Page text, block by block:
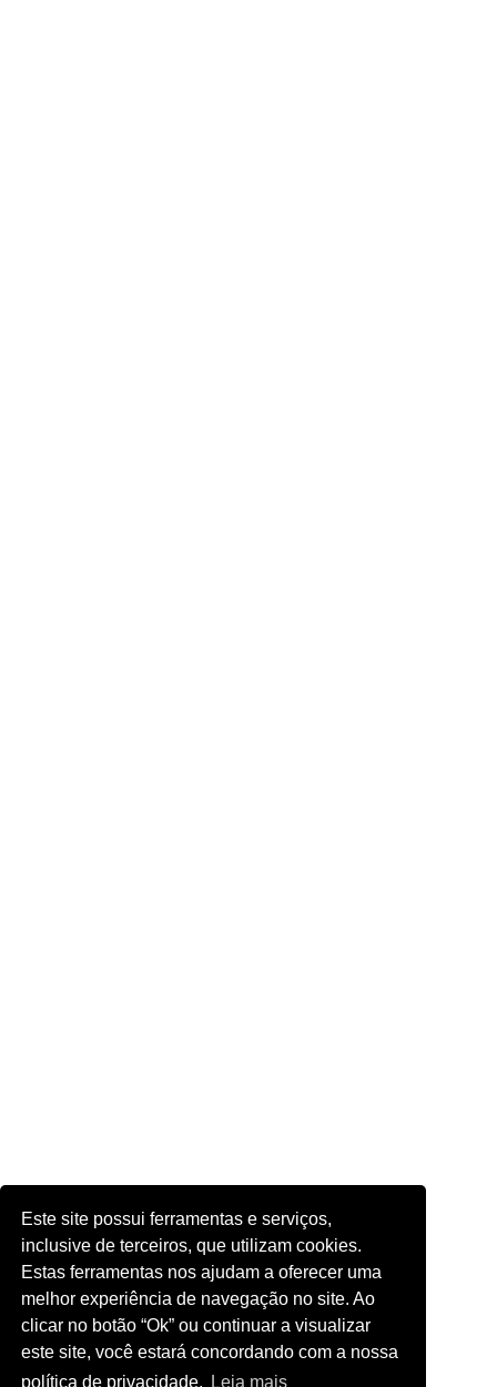
Este site possui ferramentas e serviços,
inclusive de terceiros, que utilizam cookies.
Estas ferramentas nos ajudam a oferecer uma
melhor experiência de navegação no site. Ao
clicar no botão “Ok” ou continuar a visualizar
este site, você estará concordando com a nossa
política de privacidade.
Leia mais